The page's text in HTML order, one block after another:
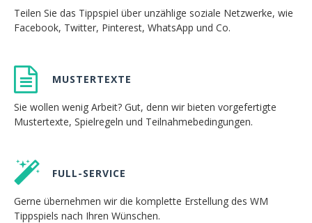
Teilen Sie das Tippspiel über unzählige soziale Netzwerke, wie
Facebook, Twitter, Pinterest, WhatsApp und Co.
MUSTERTEXTE
Sie wollen wenig Arbeit? Gut, denn wir bieten vorgefertigte
Mustertexte, Spielregeln und Teilnahmebedingungen.
FULL-SERVICE
Gerne übernehmen wir die komplette Erstellung des WM
Tippspiels nach Ihren Wünschen.